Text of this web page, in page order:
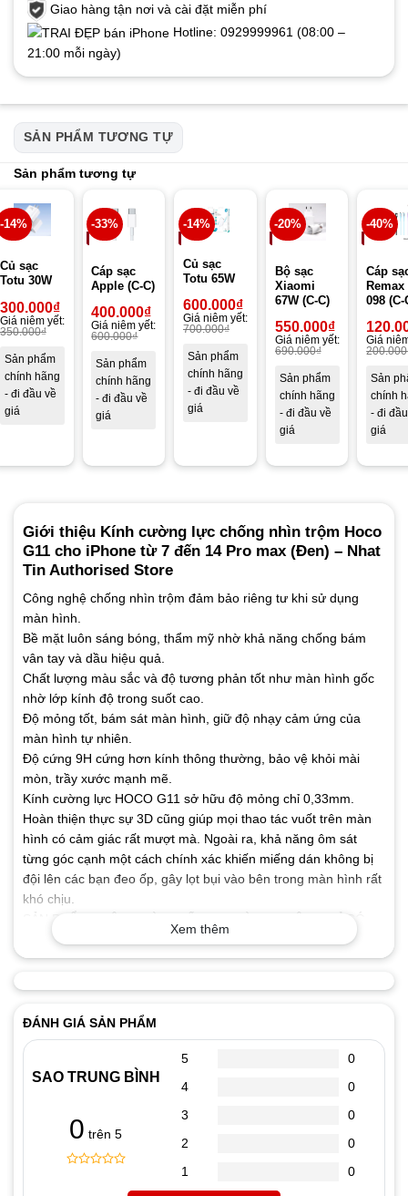
Giao hàng tận nơi và cài đặt miễn phí
Hotline: 0929999961 (08:00 –
21:00 mỗi ngày)
SẢN PHẨM TƯƠNG TỰ
Sản phẩm tương tự
-14%
Củ sạc
Totu 30W
300.000₫
Giá niêm yết:
350.000₫
Sản phẩm
chính hãng
- đi đầu về
giá
-33%
Cáp sạc
Apple (C-C)
400.000₫
Giá niêm yết:
600.000₫
Sản phẩm
chính hãng
- đi đầu về
giá
-14%
Củ sạc
Totu 65W
600.000₫
Giá niêm yết:
700.000₫
Sản phẩm
chính hãng
- đi đầu về
giá
-20%
Bộ sạc
Xiaomi
67W (C-C)
550.000₫
Giá niêm yết:
690.000₫
Sản phẩm
chính hãng
- đi đầu về
giá
-40%
Cáp
Remax
098 (C-
Giá
200.000
Sản
chính
- đi
giá
Giới thiệu Kính cường lực chống nhìn trộm Hoco
G11 cho iPhone từ 7 đến 14 Pro max (Đen) – Nhat
Tin Authorised Store
Công nghệ chống nhìn trộm đảm bảo riêng tư khi sử dụng
màn hình.
Bề mặt luôn sáng bóng, thẩm mỹ nhờ khả năng chống bám
vân tay và dầu hiệu quả.
Chất lượng màu sắc và độ tương phản tốt như màn hình gốc
nhờ lớp kính độ trong suốt cao.
Độ mỏng tốt, bám sát màn hình, giữ độ nhạy cảm ứng của
màn hình tự nhiên.
Độ cứng 9H cứng hơn kính thông thường, bảo vệ khỏi mài
mòn, trầy xước mạnh mẽ.
Kính cường lực HOCO G11 sở hữu độ mỏng chỉ 0,33mm.
Hoàn thiện thực sự 3D cũng giúp mọi thao tác vuốt trên màn
hình có cảm giác rất mượt mà. Ngoài ra, khả năng ôm sát
từng góc cạnh một cách chính xác khiến miếng dán không bị
đội lên các bạn đeo ốp, gây lọt bụi vào bên trong màn hình rất
khó chịu.
SẢN PHẨM KHÔNG KÈM GIẤY LAU VÀ BOX HỘP (CHỈ CÓ
KÍNH)
đến 14 Pro max (Đen)
THÔNG TIN CHI TIẾT:
Công nghệ chống nhìn trộm đảm bảo riêng tư khi sử dụng
Bề mặt luôn sáng bóng, thẩm mỹ nhờ khả năng chống bám
Xem thêm
ĐÁNH GIÁ SẢN PHẨM
SAO TRUNG BÌNH
0 trên 5
5
0
4
0
3
0
2
0
1
0